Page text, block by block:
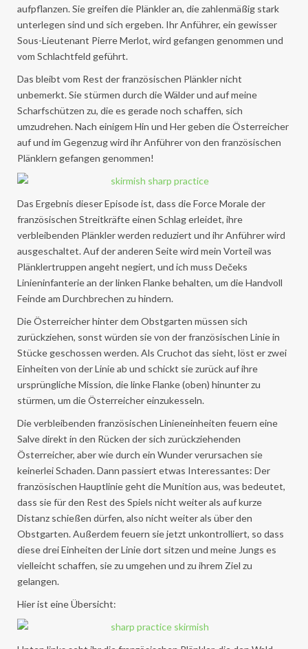
aufpflanzen. Sie greifen die Plänkler an, die zahlenmäßig stark
unterlegen sind und sich ergeben. Ihr Anführer, ein gewisser
Sous-Lieutenant Pierre Merlot, wird gefangen genommen und
vom Schlachtfeld geführt.
Das bleibt vom Rest der französischen Plänkler nicht
unbemerkt. Sie stürmen durch die Wälder und auf meine
Scharfschützen zu, die es gerade noch schaffen, sich
umzudrehen. Nach einigem Hin und Her geben die Österreicher
auf und im Gegenzug wird ihr Anführer von den französischen
Plänklern gefangen genommen!
Das Ergebnis dieser Episode ist, dass die Force Morale der
französischen Streitkräfte einen Schlag erleidet, ihre
verbleibenden Plänkler werden reduziert und ihr Anführer wird
ausgeschaltet. Auf der anderen Seite wird mein Vorteil was
Plänklertruppen angeht negiert, und ich muss Dečeks
Linieninfanterie an der linken Flanke behalten, um die Handvoll
Feinde am Durchbrechen zu hindern.
Die Österreicher hinter dem Obstgarten müssen sich
zurückziehen, sonst würden sie von der französischen Linie in
Stücke geschossen werden. Als Cruchot das sieht, löst er zwei
Einheiten von der Linie ab und schickt sie zurück auf ihre
ursprüngliche Mission, die linke Flanke (oben) hinunter zu
stürmen, um die Österreicher einzukesseln.
Die verbleibenden französischen Linieneinheiten feuern eine
Salve direkt in den Rücken der sich zurückziehenden
Österreicher, aber wie durch ein Wunder verursachen sie
keinerlei Schaden. Dann passiert etwas Interessantes: Der
französischen Hauptlinie geht die Munition aus, was bedeutet,
dass sie für den Rest des Spiels nicht weiter als auf kurze
Distanz schießen dürfen, also nicht weiter als über den
Obstgarten. Außerdem feuern sie jetzt unkontrolliert, so dass
diese drei Einheiten der Linie dort sitzen und meine Jungs es
vielleicht schaffen, sie zu umgehen und zu ihrem Ziel zu
gelangen.
Hier ist eine Übersicht: